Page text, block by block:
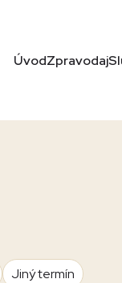
ÚvodZpravodaj
Jiný termín